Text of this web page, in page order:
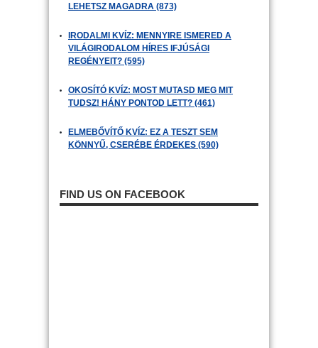
LEHETSZ MAGADRA (873)
IRODALMI KVÍZ: MENNYIRE ISMERED A
VILÁGIRODALOM HÍRES IFJÚSÁGI
REGÉNYEIT? (595)
OKOSÍTÓ KVÍZ: MOST MUTASD MEG MIT
TUDSZ! HÁNY PONTOD LETT? (461)
ELMEBŐVÍTŐ KVÍZ: EZ A TESZT SEM
KÖNNYŰ, CSERÉBE ÉRDEKES (590)
FIND US ON FACEBOOK